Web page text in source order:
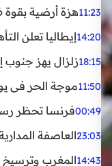
11:23هزة أرضية بقوة 5.6 درجات تضرب مصر
14:20إيطاليا تعلن التأهب القصوى
18:15زلزال يهز جنوب
11:50موجة الحر في يونيو
00:49فرنسا تحظر
23:03العاصفة
14:43المغرب وترسيخ